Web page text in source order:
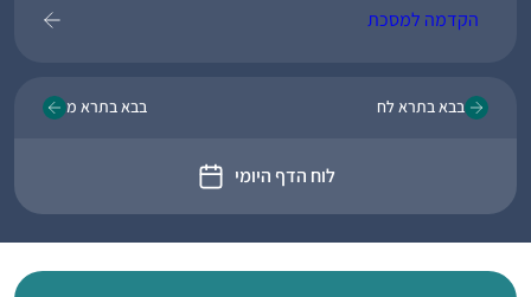
הקדמה למסכת
בבא בתרא לח
לוח הדף היומי
בבא בתרא מ